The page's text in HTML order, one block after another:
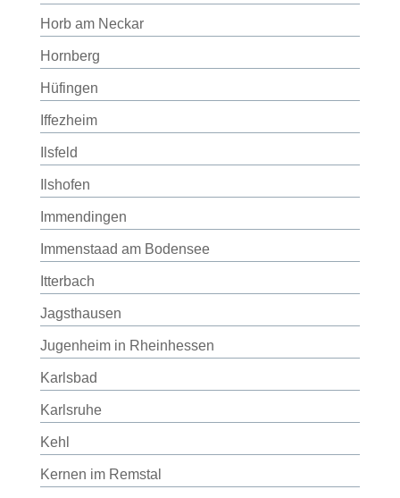
Horb am Neckar
Hornberg
Hüfingen
Iffezheim
Ilsfeld
Ilshofen
Immendingen
Immenstaad am Bodensee
Itterbach
Jagsthausen
Jugenheim in Rheinhessen
Karlsbad
Karlsruhe
Kehl
Kernen im Remstal